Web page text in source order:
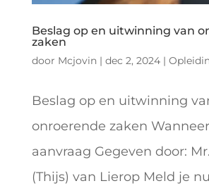
Beslag op en uitwinning van
zaken
door Mcjovin| dec 2, 2024|
Beslag op en uitwinning
onroerende zaken
aanvraag Gegeven door:
(Thijs) van Lierop Meld je